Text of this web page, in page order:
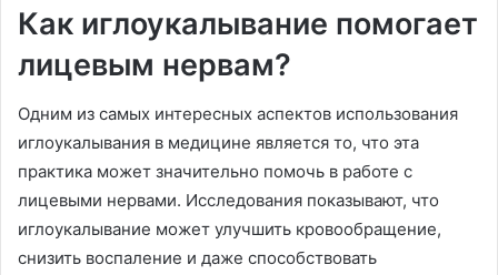
Как иглоукалывание помогает
лицевым нервам?
Одним из самых интересных аспектов использования
иглоукалывания в медицине является то, что эта
практика может значительно помочь в работе с
лицевыми нервами. Исследования показывают, что
иглоукалывание может улучшить кровообращение,
снизить воспаление и даже способствовать